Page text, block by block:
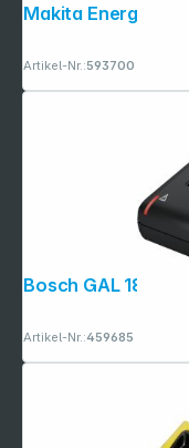
Artikel-Nr.:593700
Bosch GAL 18V-40
Artikel-Nr.:459685